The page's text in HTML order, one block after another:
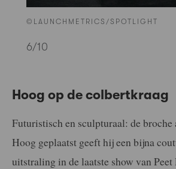
©LAUNCHMETRICS/SPOTLIGHT
6/10
Hoog op de colbertkraag
Futuristisch en sculpturaal: de broche
Hoog geplaatst geeft hij een bijna
uitstraling in de laatste show van